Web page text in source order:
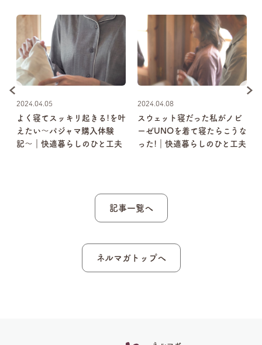
2024.04.05
よく寝てスッキリ起きる!を叶
えたい〜パジャマ購入体験
記〜｜快適暮らしのひと工夫
2024.04.08
スウェット寝だった私がノビ
ーゼUNOを着て寝たらこうな
った!｜快適暮らしのひと工夫
記事一覧へ
ネルマガトップへ